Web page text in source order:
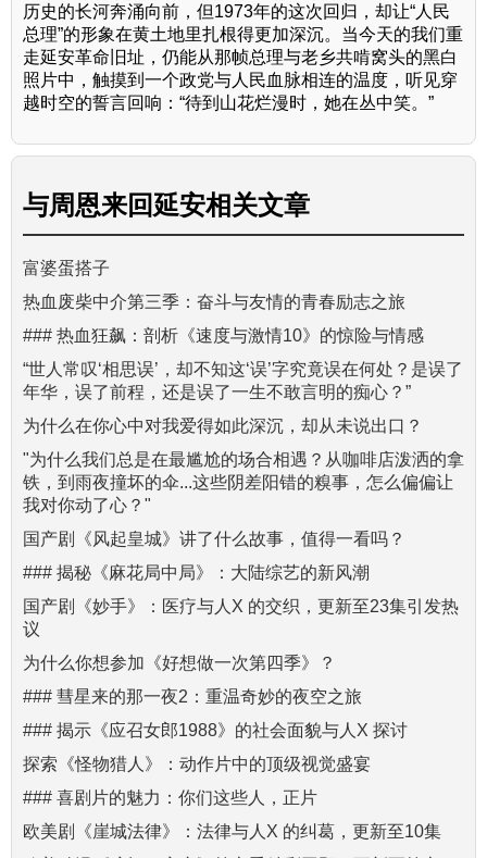
历史的长河奔涌向前，但1973年的这次回归，却让“人民
总理”的形象在黄土地里扎根得更加深沉。当今天的我们重
走延安革命旧址，仍能从那帧总理与老乡共啃窝头的黑白
照片中，触摸到一个政党与人民血脉相连的温度，听见穿
越时空的誓言回响：“待到山花烂漫时，她在丛中笑。”
与周恩来回延安相关文章
富婆蛋搭子
热血废柴中介第三季：奋斗与友情的青春励志之旅
### 热血狂飙：剖析《速度与激情10》的惊险与情感
“世人常叹‘相思误’，却不知这‘误’字究竟误在何处？是误了
年华，误了前程，还是误了一生不敢言明的痴心？”
为什么在你心中对我爱得如此深沉，却从未说出口？
"为什么我们总是在最尴尬的场合相遇？从咖啡店泼洒的拿
铁，到雨夜撞坏的伞...这些阴差阳错的糗事，怎么偏偏让
我对你动了心？"
国产剧《风起皇城》讲了什么故事，值得一看吗？
### 揭秘《麻花局中局》：大陆综艺的新风潮
国产剧《妙手》：医疗与人X 的交织，更新至23集引发热
议
为什么你想参加《好想做一次第四季》？
### 彗星来的那一夜2：重温奇妙的夜空之旅
### 揭示《应召女郎1988》的社会面貌与人X 探讨
探索《怪物猎人》：动作片中的顶级视觉盛宴
### 喜剧片的魅力：你们这些人，正片
欧美剧《崖城法律》：法律与人X 的纠葛，更新至10集